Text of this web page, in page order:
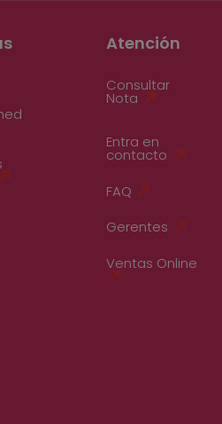
Atención
Consultar
Nota
Entra en
contacto
FAQ
Gerentes
Ventas Online